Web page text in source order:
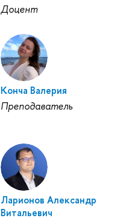
Доцент
Конча Валерия
Преподаватель
Ларионов Александр
Витальевич